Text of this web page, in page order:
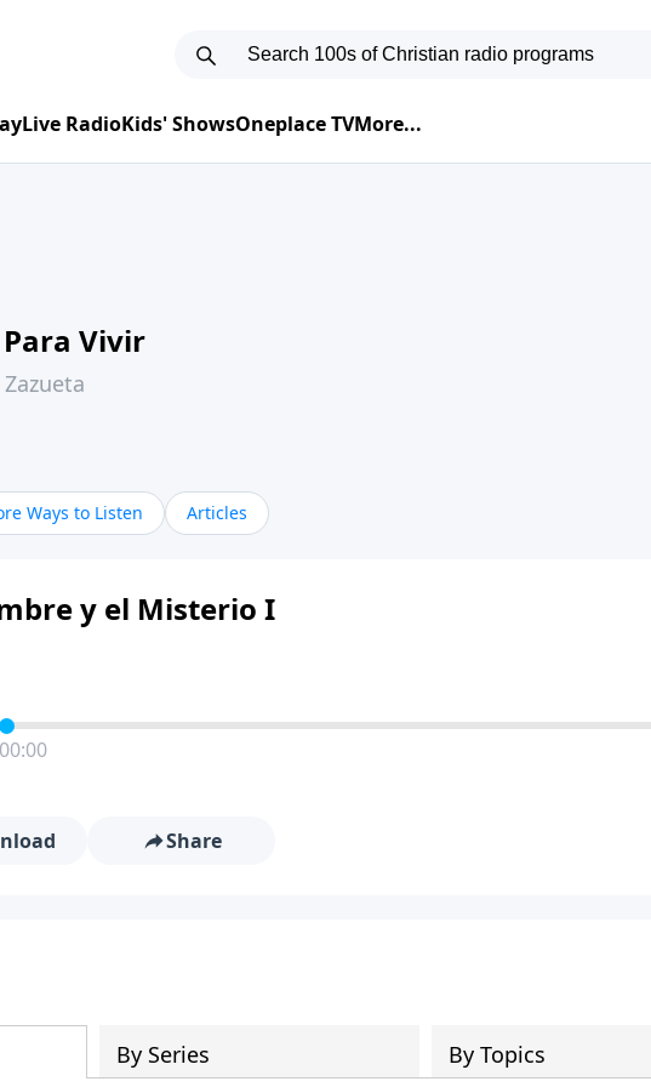
Live RadioKids' ShowsOneplace TVMore...
Vivir
Ways to Listen Articles
y el Misterio I
00:00
Share
By Series By Topics